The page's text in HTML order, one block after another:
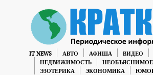
IT NEWS АВТО АФИША ВИДЕО
НЕДВИЖИМОСТЬ
НЕОБЪЯСНИМОЕ
ЭЗОТЕРИКА
ЭКОНОМИКА